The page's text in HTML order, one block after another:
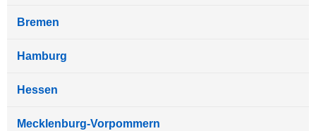
Bremen
Hamburg
Hessen
Mecklenburg-Vorpommern